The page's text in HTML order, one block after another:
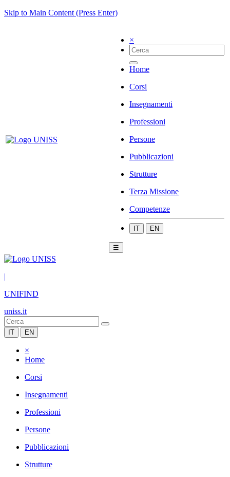
Skip to Main Content (Press Enter)
×
Home
Corsi
Insegnamenti
Professioni
Persone
Pubblicazioni
Strutture
Terza Missione
Competenze
IT EN
☰
|
UNIFIND
uniss.it
IT EN
×
Home
Corsi
Insegnamenti
Professioni
Persone
Pubblicazioni
Strutture